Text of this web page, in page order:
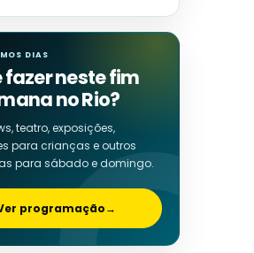
DIAS
fazer neste fim
no Rio?
teatro, exposições,
para crianças e outros
para sábado e domingo.
programação→